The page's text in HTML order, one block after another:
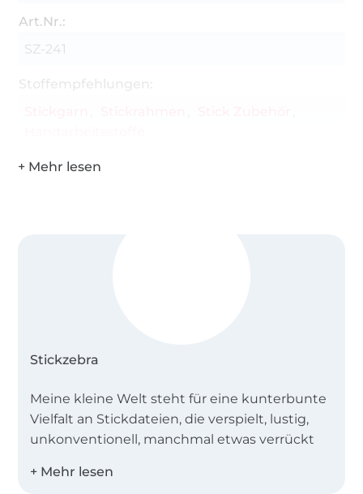
Art.Nr.:
SZ-241
Stoffempfehlungen:
Stickzebra
Meine kleine Welt steht für eine kunterbunte
Vielfalt an Stickdateien, die verspielt, lustig,
unkonventionell, manchmal etwas verrückt
wunderschöne Dinge zaubern kannst.